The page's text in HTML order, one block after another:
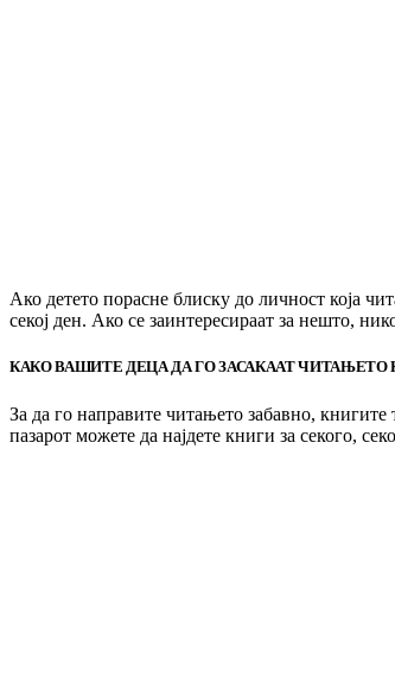
Ако детето порасне блиску до личност која
секој ден. Ако се заинтересираат за нешто,
КАКО ВАШИТЕ ДЕЦА ДА ГО ЗАСАКААТ ЧИТАЊЕТО
За да го направите читањето забавно,
пазарот можете да најдете книги за секого,